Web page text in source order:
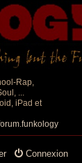
Rap,
...
iPad et
Connexion